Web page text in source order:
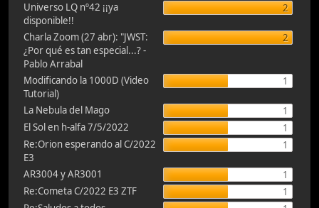
Universo LQ nº42 ¡¡ya
disponible!!
2
Charla Zoom (27 abr): "JWST:
¿Por qué es tan especial...? -
Pablo Arrabal
2
Modificando la 1000D (Video
Tutorial)
1
La Nebula del Mago
1
El Sol en h-alfa 7/5/2022
1
Re:Orion esperando al C/2022
E3
1
AR3004 y AR3001
1
Re:Cometa C/2022 E3 ZTF
1